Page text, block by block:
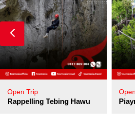
Open Trip
Rappelling Tebing Hawu